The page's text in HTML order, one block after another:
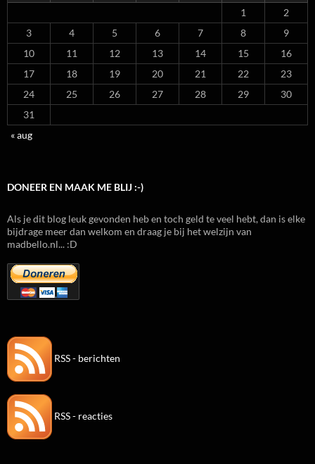
1
2
3
4 5 6 7 8
9
10
11 12 13 14 15
16
17
18 19 20 21 22
23
24
25 26 27 28 29
30
31
« aug
DONEER EN MAAK ME BLIJ :-)
Als je dit blog leuk gevonden heb en toch geld te veel hebt, dan is elke
bijdrage meer dan welkom en draag je bij het welzijn van
madbello.nl... :D
RSS - berichten
RSS - reacties